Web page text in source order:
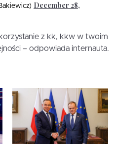
December 28,
z kk, kkw w twoim
– odpowiada internauta.